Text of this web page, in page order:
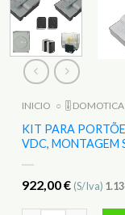
INICIO ○ 🎚️
KIT PARA
VDC, MONTAGEM
922,00€ (S/Iva)